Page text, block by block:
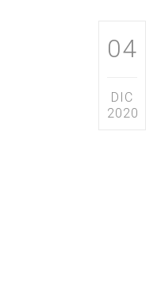
04
DIC
2020